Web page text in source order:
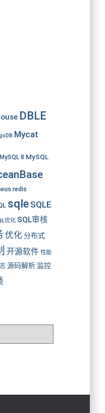
DBLE
Mycat
MySQL 8 MySQL
redis
sqle SQLE
优化 SQL审核
优化 分布式
开源软件 性能
源码解析 监控